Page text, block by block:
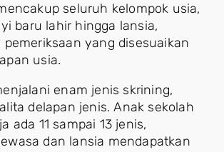
seluruh kelompok usia,
baru lahir hingga lansia,
pemeriksaan yang disesuaikan
usia.
enam jenis skrining,
delapan jenis. Anak sekolah
ada 11 sampai 13 jenis,
dan lansia mendapatkan